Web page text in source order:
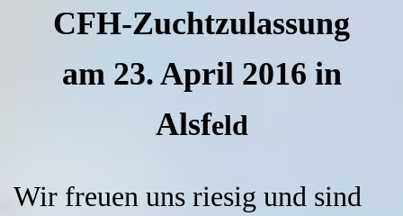
CFH-Zuchtzulassung
am 23. April 2016 in
Alsfeld
Wir freuen uns riesig und sind